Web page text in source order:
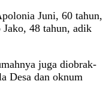
Juni, 60 tahun,
Jako, 48 tahun, adik
juga diobrak-
Desa dan oknum